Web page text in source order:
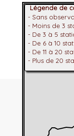
Légende de
- Sans
- Moins de 3
- De 3 à 5
- De 6 à 10
- De 11 à 20
- Plus de 20